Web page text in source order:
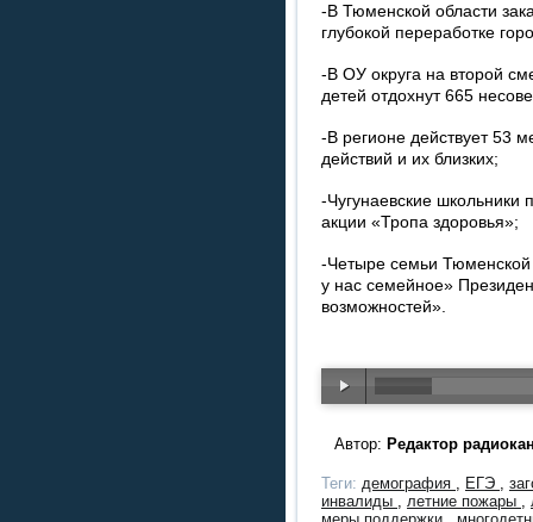
-В Тюменской области
глубокой переработке
-В ОУ округа на второй
детей отдохнут 665
-В регионе действует 53
действий и их близких;
-Чугунаевские школьники
акции «Тропа здоровья»;
-Четыре семьи Тюменской
у нас семейное»
возможностей».
Автор: Редактор
Теги: демография , ЕГЭ ,
инвалиды , летние пожары ,